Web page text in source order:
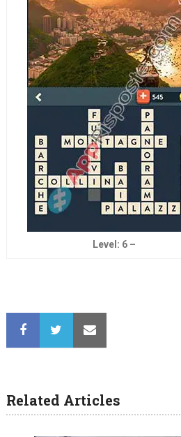
Level: 6 –
Related Articles